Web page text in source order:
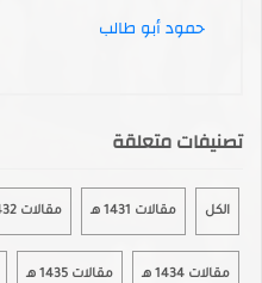
حمود أبو طالب
تصنيفات متعلقة
الكل مقالات 1431 هـ مقالات 1432 هـ
مقالات 1434 هـ مقالات 1435 هـ